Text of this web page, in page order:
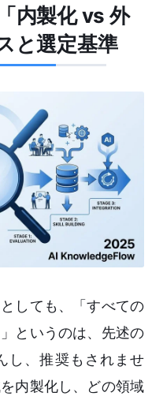
内製化 vs 外
と選定基準
しても、「すべての
というのは、先述の
し、推奨もされませ
内製化し、どの領域